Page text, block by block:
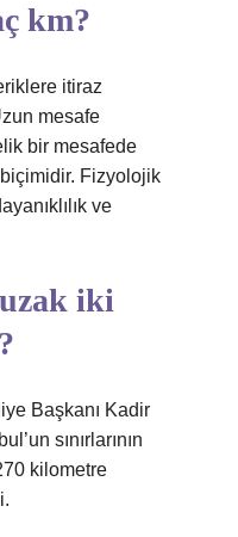
km?
itiraz
mesafe
bir mesafede
biçimidir. Fizyolojik
ve
iki
Başkanı Kadir
sınırlarının
kilometre